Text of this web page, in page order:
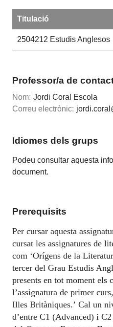
Titulació
2504212 Estudis Anglesos
Professor/a de
Nom: Jordi Coral Escola
Correu electrònic:
Idiomes dels grups
Podeu consultar aquesta
document.
Prerequisits
Per cursar aquesta
cursat les assignatures de
com ‘Orígens de la
tercer del Grau Estudis
presents en tot moment els
l’assignatura de primer
Illes Britàniques.’Cal un
d’entre C1 (Advanced) i